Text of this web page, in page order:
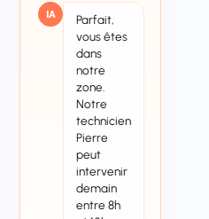
IA
Parfait,
vous êtes
dans
notre
zone.
Notre
technicien
Pierre
peut
intervenir
demain
entre 8h